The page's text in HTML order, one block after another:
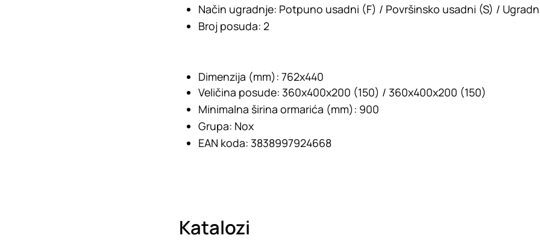
Način ugradnje: Potpuno usadni (F) / Površinsko usadni (S) /
Broj posuda: 2
Dimenzija (mm): 762x440
Veličina posude: 360x400x200 (150) / 360x400x200 (150)
Minimalna širina ormarića (mm): 900
Grupa: Nox
EAN koda: 3838997924668
Katalozi